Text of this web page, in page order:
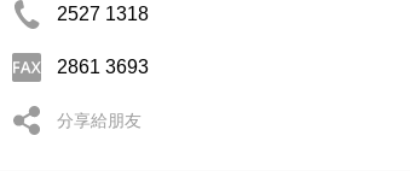
2527 1318
2861 3693
分享給朋友